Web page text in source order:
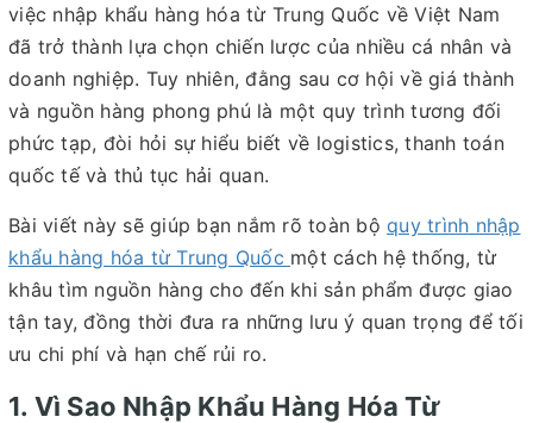
việc nhập khẩu hàng hóa từ Trung Quốc về Việt Nam
đã trở thành lựa chọn chiến lược của nhiều cá nhân và
doanh nghiệp. Tuy nhiên, đằng sau cơ hội về giá thành
và nguồn hàng phong phú là một quy trình tương đối
phức tạp, đòi hỏi sự hiểu biết về logistics, thanh toán
quốc tế và thủ tục hải quan.
Bài viết này sẽ giúp bạn nắm rõ toàn bộ quy trình nhập
khẩu hàng hóa từ Trung Quốc một cách hệ thống, từ
khâu tìm nguồn hàng cho đến khi sản phẩm được giao
tận tay, đồng thời đưa ra những lưu ý quan trọng để tối
ưu chi phí và hạn chế rủi ro.
1. Vì Sao Nhập Khẩu Hàng Hóa Từ